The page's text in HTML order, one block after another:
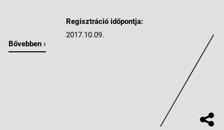
Bővebben ›
Regisztráció időpontja:
2017.10.09.